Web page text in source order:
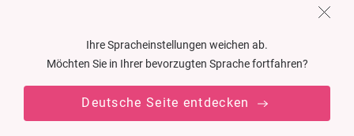
Ihre Spracheinstellungen weichen ab.
Möchten Sie in Ihrer bevorzugten Sprache fortfahren?
Deutsche Seite entdecken